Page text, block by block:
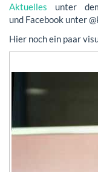
Aktuelles unter
und Facebook unter
Hier noch ein paar